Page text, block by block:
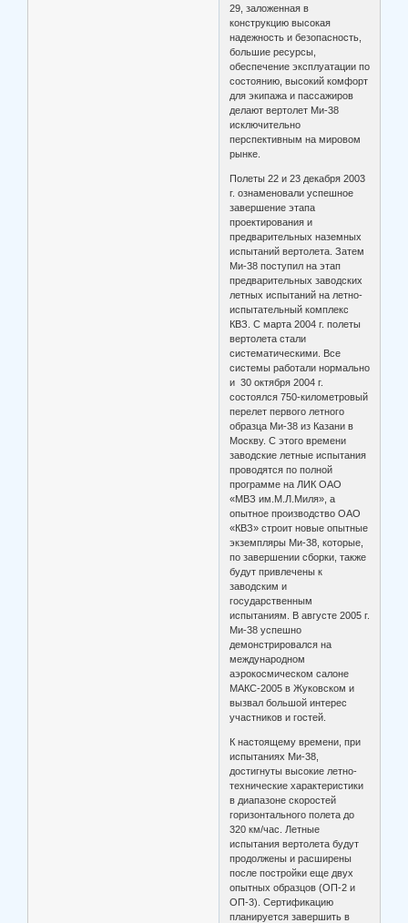
29, заложенная в
конструкцию высокая
надежность и безопасность,
большие ресурсы,
обеспечение эксплуатации по
состоянию, высокий комфорт
для экипажа и пассажиров
делают вертолет Ми-38
исключительно
перспективным на мировом
рынке.
Полеты 22 и 23 декабря 2003
г. ознаменовали успешное
завершение этапа
проектирования и
предварительных наземных
испытаний вертолета. Затем
Ми-38 поступил на этап
предварительных заводских
летных испытаний на летно-
испытательный комплекс
КВЗ. С марта 2004 г. полеты
вертолета стали
систематическими. Все
системы работали нормально
и 30 октября 2004 г.
состоялся 750-километровый
перелет первого летного
образца Ми-38 из Казани в
Москву. С этого времени
заводские летные испытания
проводятся по полной
программе на ЛИК ОАО
«МВЗ им.М.Л.Миля», а
опытное производство ОАО
«КВЗ» строит новые опытные
экземпляры Ми-38, которые,
по завершении сборки, также
будут привлечены к
заводским и
государственным
испытаниям. В августе 2005 г.
Ми-38 успешно
демонстрировался на
международном
аэрокосмическом салоне
МАКС-2005 в Жуковском и
вызвал большой интерес
участников и гостей.
К настоящему времени, при
испытаниях Ми-38,
достигнуты высокие летно-
технические характеристики
в диапазоне скоростей
горизонтального полета до
320 км/час. Летные
испытания вертолета будут
продолжены и расширены
после постройки еще двух
опытных образцов (ОП-2 и
ОП-3). Сертификацию
планируется завершить в